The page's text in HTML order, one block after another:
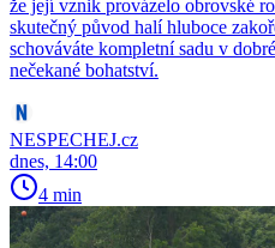
že její vznik provázelo obrovské
skutečný původ halí hluboce
schováváte kompletní sadu v
nečekané bohatství.
NESPECHEJ.cz
dnes, 14:00
4 min